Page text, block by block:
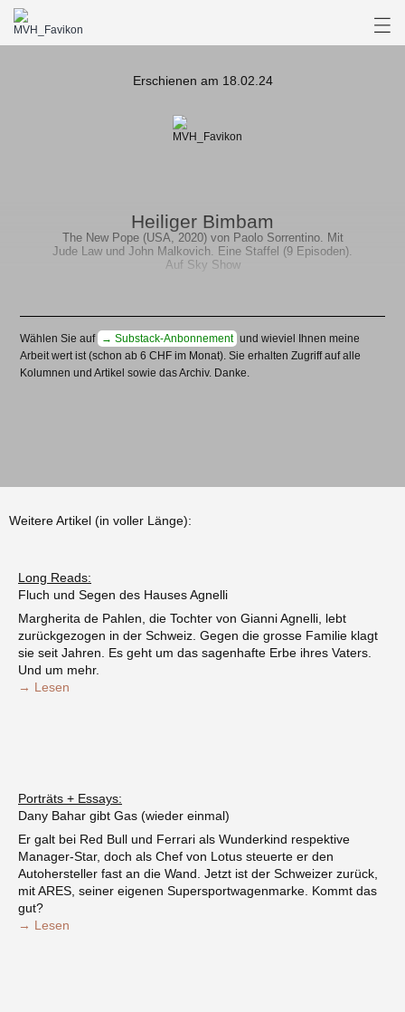
Erschienen am 18.02.24
Heiliger Bimbam
The New Pope (USA, 2020) von Paolo Sorrentino. Mit
Jude Law und John Malkovich. Eine Staffel (9 Episoden).
Auf Sky Show
Wählen Sie auf → Substack-Anbonnement und wieviel Ihnen meine
Arbeit wert ist (schon ab 6 CHF im Monat). Sie erhalten Zugriff auf alle
Kolumnen und Artikel sowie das Archiv. Danke.
Weitere Artikel (in voller Länge):
Long Reads:
Fluch und Segen des Hauses Agnelli
Margherita de Pahlen, die Tochter von Gianni Agnelli, lebt
zurückgezogen in der Schweiz. Gegen die grosse Familie klagt
sie seit Jahren. Es geht um das sagenhafte Erbe ihres Vaters.
Und um mehr.
→ Lesen
Porträts + Essays:
Dany Bahar gibt Gas (wieder einmal)
Er galt bei Red Bull und Ferrari als Wunderkind respektive
Manager-Star, doch als Chef von Lotus steuerte er den
Autohersteller fast an die Wand. Jetzt ist der Schweizer zurück,
mit ARES, seiner eigenen Supersportwagenmarke. Kommt das
gut?
→ Lesen